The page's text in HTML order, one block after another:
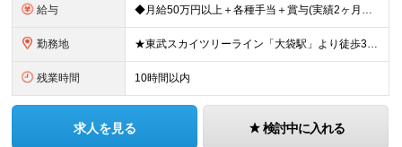
給与 ◆月給50万円以上＋各種手当＋賞与(実績2ヶ月分) 【手当でさらに収入アップ！】 ★資格手当：1級建築士（月8万円）、2級建築士（月4万円）などを別途支給。 入社後に資格を取得して、大幅な給与アップ
勤務地 ★東武スカイツリーライン「大袋駅」より徒歩3分！車通勤もOK ◆埼玉県越谷市大字袋山1361-16 ※白馬グループ内で配属の可能性あり ※(変更の範囲)上記を除く当社関連勤務地
残業時間 10時間以内
求人を見る 検討中に入れる